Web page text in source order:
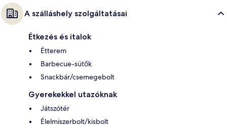
A szálláshely szolgáltatásai
Étkezés és italok
Étterem
Barbecue-sütők
Snackbár/csemegebolt
Gyerekekkel utazóknak
Játszótér
Élelmiszerbolt/kisbolt